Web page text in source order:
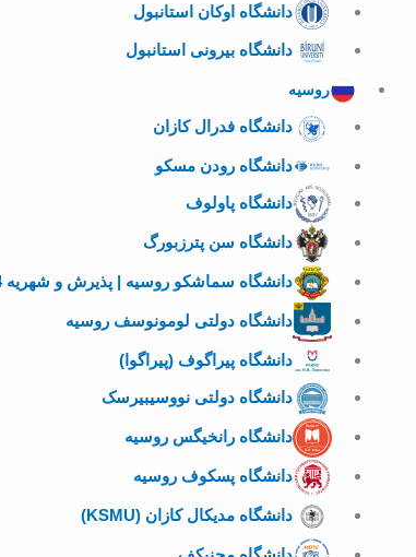
دانشگاه اوکان استانبول
دانشگاه بیرونی استانبول
روسیه
دانشگاه فدرال کازان
دانشگاه رودن مسکو
دانشگاه پاولوف
دانشگاه سن پترزبورگ
دانشگاه سماشکو روسیه | پذیرش و شهریه 2024
دانشگاه دولتی لومونوسف روسیه
دانشگاه پیراگوف (پیراگوا)
دانشگاه دولتی نووسیبیرسک
دانشگاه رانخیگس روسیه
دانشگاه پسکوف روسیه
دانشگاه مدیکال کازان (KSMU)